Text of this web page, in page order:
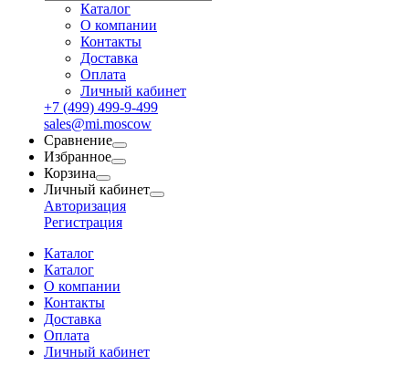
Каталог
О компании
Контакты
Доставка
Оплата
Личный кабинет
+7 (499) 499-9-499
sales@mi.moscow
Сравнение
Избранное
Корзина
Личный кабинет
Авторизация
Регистрация
Каталог
Каталог
О компании
Контакты
Доставка
Оплата
Личный кабинет